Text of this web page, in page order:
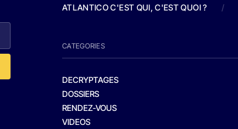
ATLANTICO C'EST QUI, C'EST QUOI ? /
CATEGORIES
DECRYPTAGES
DOSSIERS
RENDEZ-VOUS
VIDEOS